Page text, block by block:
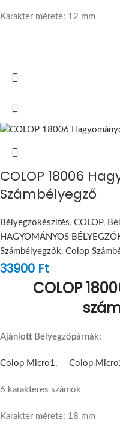
Karakter mérete: 12 mm
COLOP 18006
Számbélyegző
Bélyegzőkészítés, COLOP,
HAGYOMÁNYOS
Számbélyegzők, Colop
33900 Ft
COLOP
Ajánlott Bélyegzőpárnák:
Colop Micro1, Colop
6 karakteres számok
Karakter mérete: 18 mm